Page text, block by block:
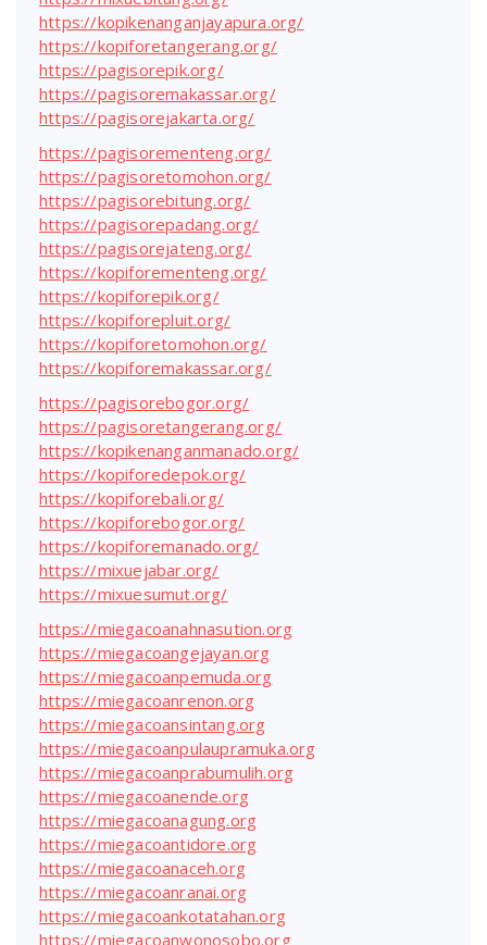
https://kopikenanganjayapura.org/
https://kopiforetangerang.org/
https://pagisorepik.org/
https://pagisoremakassar.org/
https://pagisorejakarta.org/
https://pagisorementeng.org/
https://pagisoretomohon.org/
https://pagisorebitung.org/
https://pagisorepadang.org/
https://pagisorejateng.org/
https://kopiforementeng.org/
https://kopiforepik.org/
https://kopiforepluit.org/
https://kopiforetomohon.org/
https://kopiforemakassar.org/
https://pagisorebogor.org/
https://pagisoretangerang.org/
https://kopikenanganmanado.org/
https://kopiforedepok.org/
https://kopiforebali.org/
https://kopiforebogor.org/
https://kopiforemanado.org/
https://mixuejabar.org/
https://mixuesumut.org/
https://miegacoanahnasution.org
https://miegacoangejayan.org
https://miegacoanpemuda.org
https://miegacoanrenon.org
https://miegacoansintang.org
https://miegacoanpulaupramuka.org
https://miegacoanprabumulih.org
https://miegacoanende.org
https://miegacoanagung.org
https://miegacoantidore.org
https://miegacoanaceh.org
https://miegacoanranai.org
https://miegacoankotatahan.org
https://miegacoanwonosobo.org